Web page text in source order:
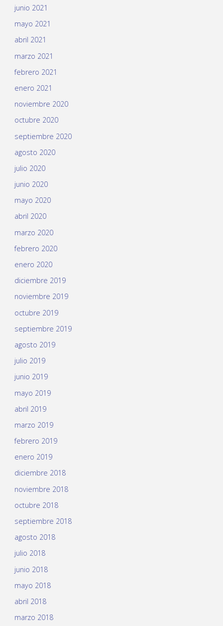
junio 2021
mayo 2021
abril 2021
marzo 2021
febrero 2021
enero 2021
noviembre 2020
octubre 2020
septiembre 2020
agosto 2020
julio 2020
junio 2020
mayo 2020
abril 2020
marzo 2020
febrero 2020
enero 2020
diciembre 2019
noviembre 2019
octubre 2019
septiembre 2019
agosto 2019
julio 2019
junio 2019
mayo 2019
abril 2019
marzo 2019
febrero 2019
enero 2019
diciembre 2018
noviembre 2018
octubre 2018
septiembre 2018
agosto 2018
julio 2018
junio 2018
mayo 2018
abril 2018
marzo 2018